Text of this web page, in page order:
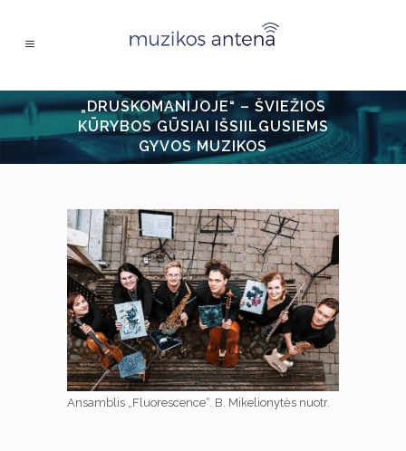
„DRUSKOMANIJOJE“ – ŠVIEŽIOS
KŪRYBOS GŪSIAI IŠSIILGUSIEMS
GYVOS MUZIKOS
Ansamblis „Fluorescence“. B. Mikelionytės nuotr.